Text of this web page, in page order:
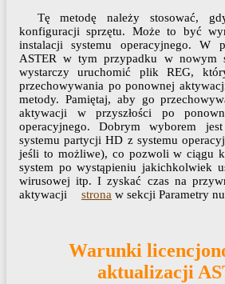
Tę metodę należy stosować,
konfiguracji sprzętu. Może to być
instalacji systemu operacyjnego. W
ASTER w tym przypadku w nowym
wystarczy uruchomić plik REG,
przechowywania po ponownej
metody. Pamiętaj, aby go
aktywacji w przyszłości po
operacyjnego. Dobrym wyborem
systemu partycji HD z systemu
jeśli to możliwe), co pozwoli w ciągu
system po wystąpieniu jakichkolwiek
wirusowej itp. I zyskać czas na
aktywacji
strona w sekcji Parametry
Warunki
aktualizacji